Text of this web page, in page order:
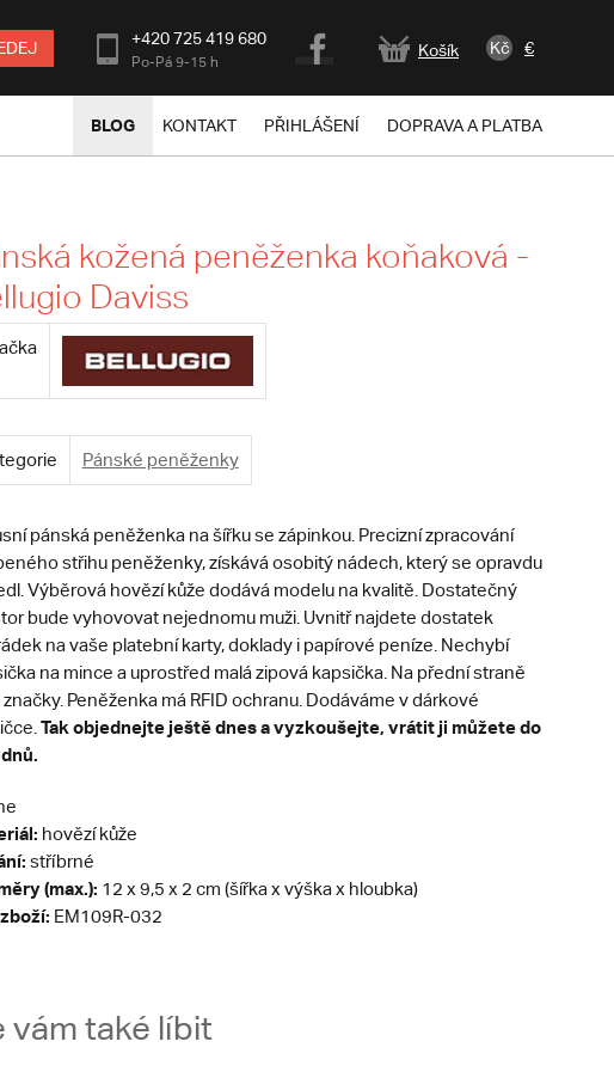
+420 725 419 680
Po-Pá 9-15 h
Košík Kč €
BLOG KONTAKT PŘIHLÁŠENÍ DOPRAVA A PLATBA
kožená peněženka koňaková -
Daviss
Pánské peněženky
pánská peněženka na šířku se zápinkou. Precizní zpracování
střihu peněženky, získává osobitý nádech, který se opravdu
Výběrová hovězí kůže dodává modelu na kvalitě. Dostatečný
bude vyhovovat nejednomu muži. Uvnitř najdete dostatek
na vaše platební karty, doklady i papírové peníze. Nechybí
na mince a uprostřed malá zipová kapsička. Na přední straně
Peněženka má RFID ochranu. Dodáváme v dárkové
Tak objednejte ještě dnes a vyzkoušejte, vrátit ji můžete do
hovězí kůže
stříbrné
(max.): 12 x 9,5 x 2 cm (šířka x výška x hloubka)
EM109R-032
vám také líbit